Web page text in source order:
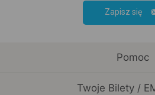
Zapisz się
Pomoc
Twoje Bilety /